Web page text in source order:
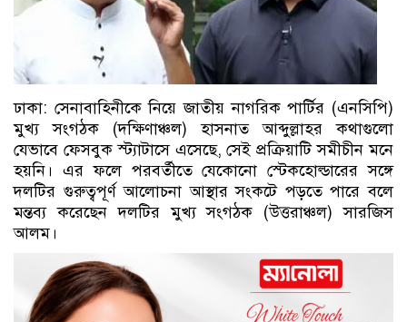
ঢাকা: সেনাবাহিনীকে নিয়ে জাতীয় নাগরিক পার্টির (এনসিপি)
মুখ্য সংগঠক (দক্ষিণাঞ্চল) হাসনাত আব্দুল্লাহর কথাগুলো
যেভাবে ফেসবুক স্ট্যাটাসে এসেছে, সেই প্রক্রিয়াটি সমীচীন মনে
হয়নি। এর ফলে পরবর্তীতে যেকোনো স্টেকহোল্ডারের সঙ্গে
দলটির গুরুত্বপূর্ণ আলোচনা আস্থার সংকটে পড়তে পারে বলে
মন্তব্য করেছেন দলটির মুখ্য সংগঠক (উত্তরাঞ্চল) সারজিস
আলম।